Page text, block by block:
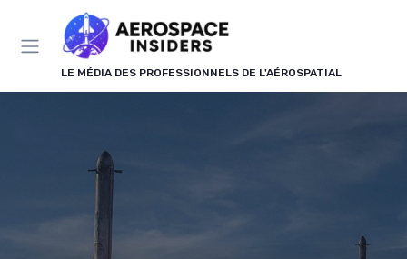
LE MÉDIA DES PROFESSIONNELS DE L'AÉROSPATIAL
Panneau de gestion des cookies